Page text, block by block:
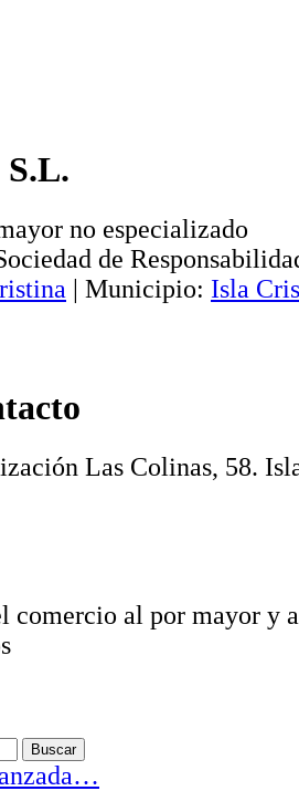
no especializado
de
| Municipio: Isla
Las Colinas, 58.
comercio al por mayor y